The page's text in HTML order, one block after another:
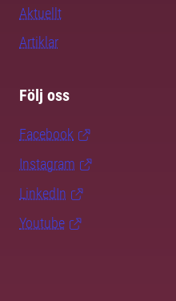
Aktuellt
Artiklar
Följ oss
Facebook
Instagram
LinkedIn
Youtube